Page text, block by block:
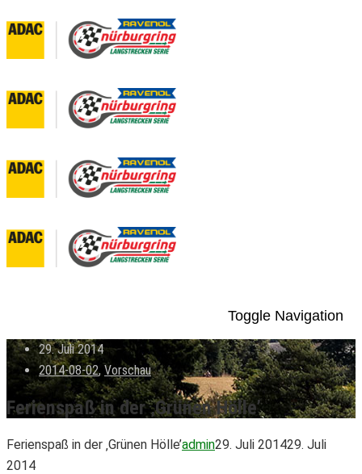
Toggle Navigation
29. Juli 2014
2014-08-02, Vorschau
Ferienspaß in der ‚Grünen Hölle’
Ferienspaß in der ‚Grünen Hölle’admin29. Juli 201429. Juli
2014